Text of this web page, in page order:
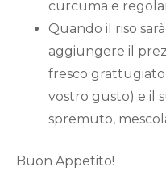
curcuma e
Quando il riso
aggiungere il
fresco grattugiato
vostro gusto) e il
spremuto,
Buon Appetito!